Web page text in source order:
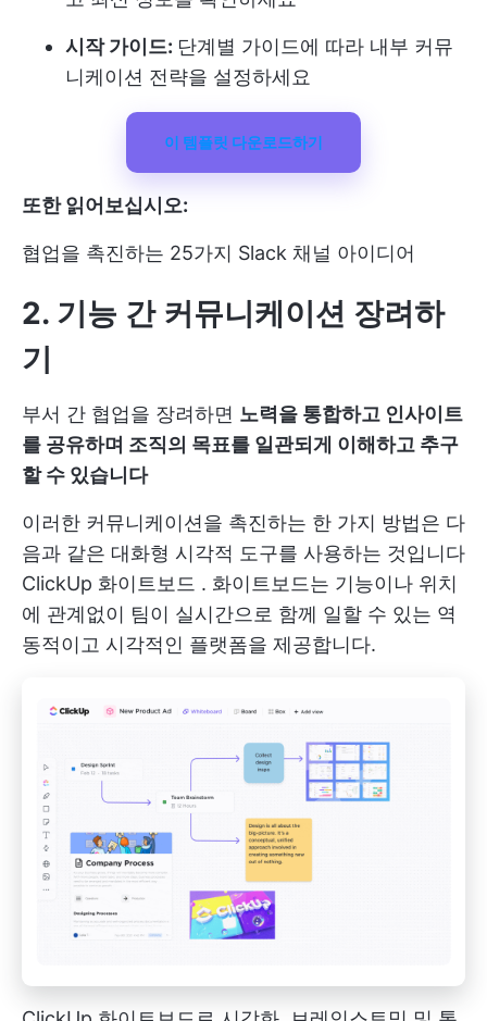
시작 가이드: 단계별 가이드에 따라 내부 커뮤
니케이션 전략을 설정하세요
이 템플릿 다운로드하기
또한 읽어보십시오:
협업을 촉진하는 25가지 Slack 채널 아이디어
2. 기능 간 커뮤니케이션 장려하
기
부서 간 협업을 장려하면 노력을 통합하고 인사이트
를 공유하며 조직의 목표를 일관되게 이해하고 추구
할 수 있습니다
이러한 커뮤니케이션을 촉진하는 한 가지 방법은 다
음과 같은 대화형 시각적 도구를 사용하는 것입니다
ClickUp 화이트보드 . 화이트보드는 기능이나 위치
에 관계없이 팀이 실시간으로 함께 일할 수 있는 역
동적이고 시각적인 플랫폼을 제공합니다.